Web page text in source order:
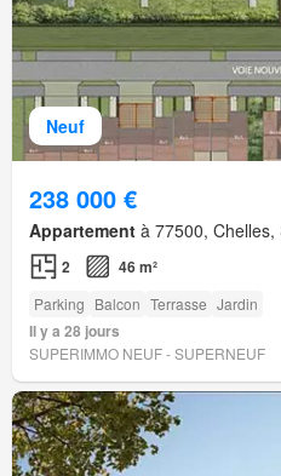
Neuf
238 000 €
Appartement à 77500,
2 46 m²
Parking Balcon Terrasse Jardin
Il y a 28 jours
SUPERIMMO NEUF - SUPERNEUF